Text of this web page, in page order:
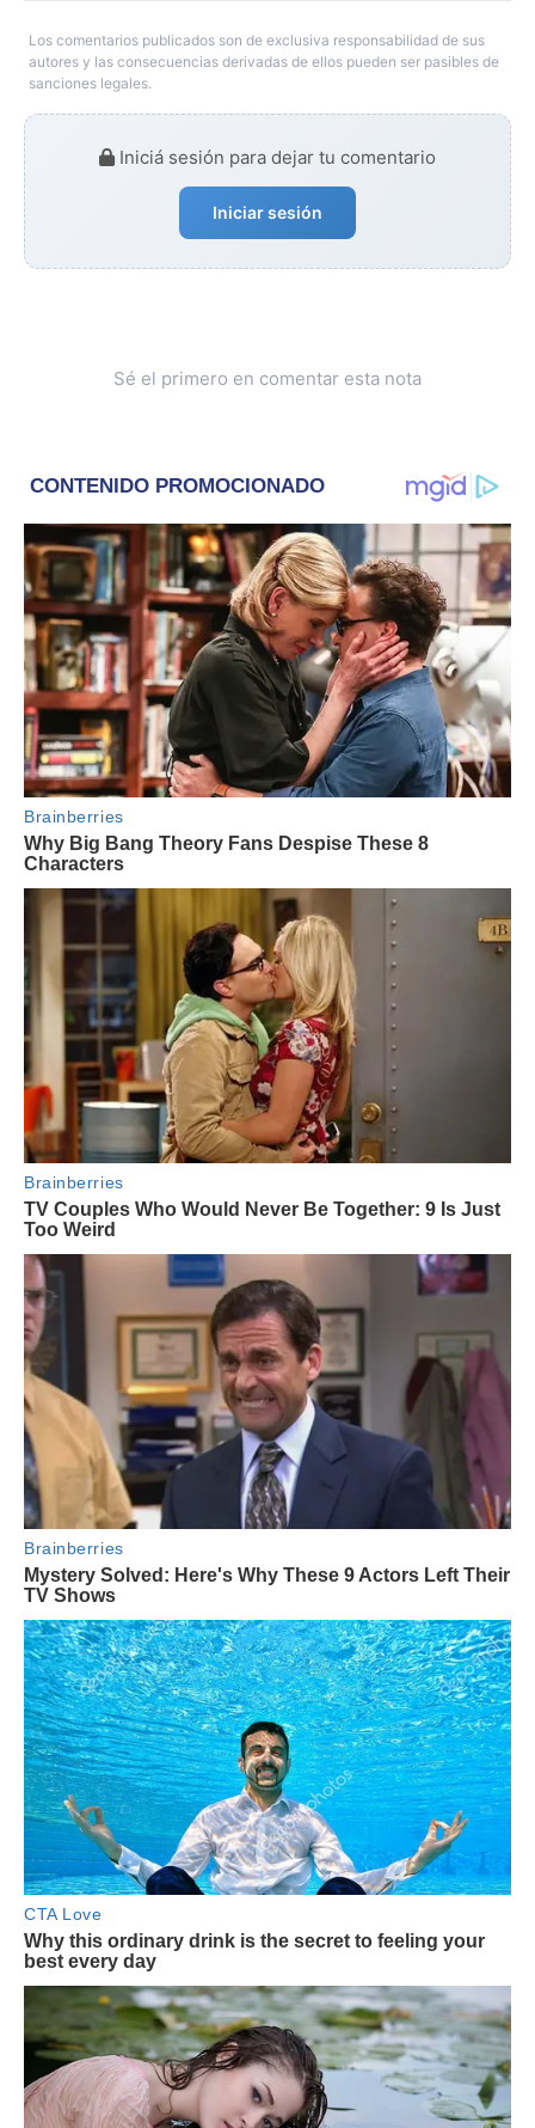
Los comentarios publicados son de exclusiva responsabilidad de sus
autores y las consecuencias derivadas de ellos pueden ser pasibles de
sanciones legales.
Iniciá sesión para dejar tu comentario
Iniciar sesión
Sé el primero en comentar esta nota